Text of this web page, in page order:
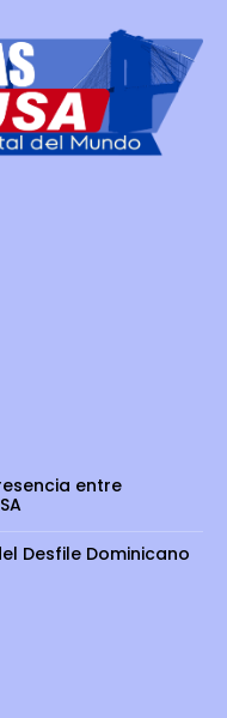
entre
Desfile Dominicano